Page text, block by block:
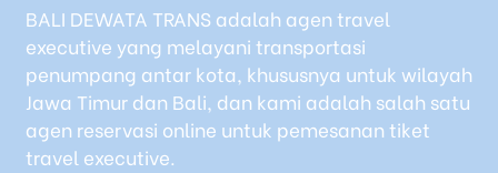
BALI DEWATA TRANS adalah agen travel
executive yang melayani transportasi
penumpang antar kota, khususnya untuk wilayah
Jawa Timur dan Bali, dan kami adalah salah satu
agen reservasi online untuk pemesanan tiket
travel executive.